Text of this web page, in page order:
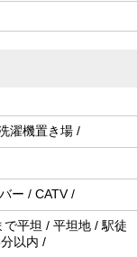
濯機置き場 /
ー / CATV /
平坦 / 平坦地 / 駅徒
以内 /